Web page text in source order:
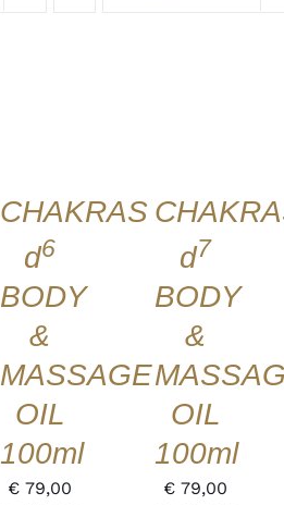
CHAKRAS
d6
BODY
&
MASSAGE
OIL
100ml
€ 79,00
d7
BODY
&
OIL
100ml
€ 79,00